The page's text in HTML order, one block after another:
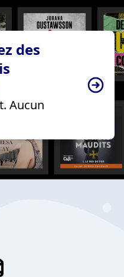
des
Aucun